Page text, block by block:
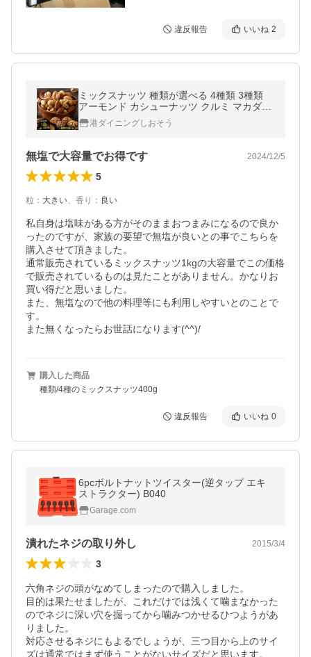
違反報告 いいね 2
ミックスナッツ 種類が選べる 4種類 3種類
アーモンド カシューナッツ クルミ マカダミ
ア フルーツナッツ ポイント消化 ポイント消
費 お中元 御中元 爆買
港ダイニングしおそう
無塩で大容量でお得です 2024/12/5
5
粒 ： 大きい、 香り ： 良い
私自身は塩味がある方がそのままおつまみになるので良か
ったのですが、家族の要望で無塩が良いとの事でこちらを
購入させて頂きました。
通常販売されているミックスナッツ1kgの大容量でこの価格
で販売されているものは見たことがありません。かなりお
買い得だと思いました。
また、無塩なので他の料理等にも利用しやすいとのことで
す。
また無くなったらお世話になります(^^)/
購入した商品
種類/4種のミックスナッツ400g
違反報告 いいね 0
6pcボルトナットツイスター(逆タップ エキ
ストラクター) B040
Garage.com
潰れたネジの取り外し 2015/3/4
3
六角ネジの頭がなめてしまったので購入しました。
目的は果たせましたが、これだけでは浅くて噛まなかった
のでネジに深い穴を掘ってから噛みつかせるひつようがあ
りました。
対応させるネジにもよるでしょうが、三つ目から上のサイ
ズは通常ではまず使うことがないサイズだと思います。